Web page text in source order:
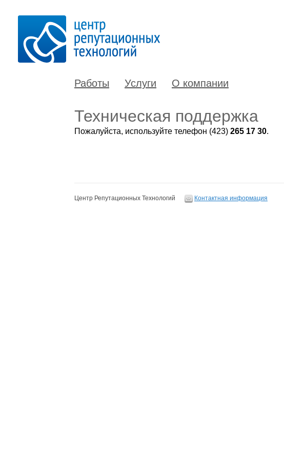
Работы Услуги О компании
Техническая поддержка
Пожалуйста, используйте телефон (423) 265 17 30.
Центр Репутационных Технологий Контактная информация